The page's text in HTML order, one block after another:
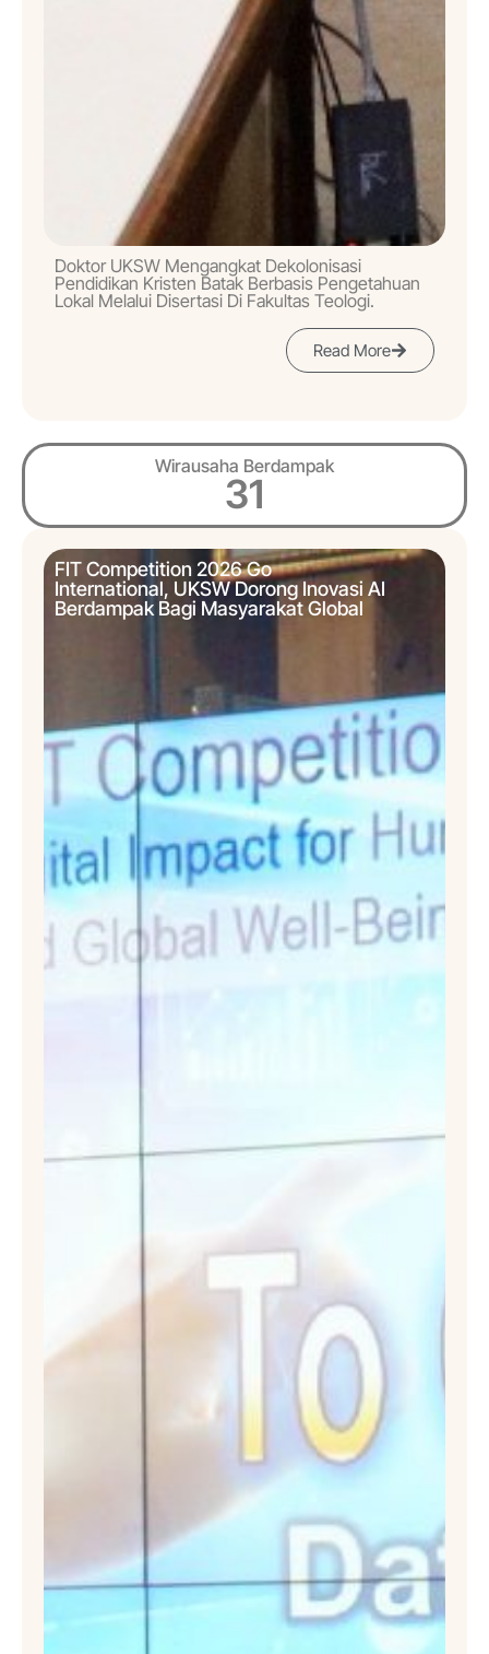
Doktor UKSW Mengangkat Dekolonisasi
Pendidikan Kristen Batak Berbasis Pengetahuan
Lokal Melalui Disertasi Di Fakultas Teologi.
Read More
Wirausaha Berdampak
31
FIT Competition 2026 Go
International, UKSW Dorong Inovasi AI
Berdampak Bagi Masyarakat Global